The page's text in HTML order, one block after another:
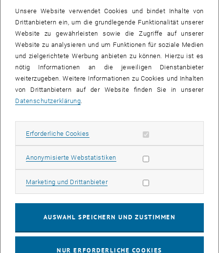
Early Bird: 8. März 2026
Bewerbungsfrist für Stipendien: 30. April 2026
Generelle Bewerbungsfrist: 15. Juni 2026
KALENDEREINTRAG
Veranstaltung Details
BOKU Wien
Peter-Jordan-Straße 82
Veranstalter
OeAD student housing, BOKU, Economy for the
Common Good
Petra Isepp
Unsere Website verwendet Cookies und bindet Inhalte von
Drittanbietern ein, um die grundlegende Funktionalität unserer
Website zu gewährleisten sowie die Zugriffe auf unserer
Website zu analysieren und um Funktionen für soziale Medien
und zielgerichtete Werbung anbieten zu können. Hierzu ist es
nötig Informationen an die jeweiligen Dienstanbieter
weiterzugeben. Weitere Informationen zu Cookies und Inhalten
von Drittanbietern auf der Website finden Sie in unserer
Datenschutzerklärung.
Erforderliche Cookies Erforderliche Cookies zulassen
Anonymisierte WebstatistikenStatistik Cookies zulassen
Marketing und DrittanbieterMarketing Cookies zulassen
AUSWAHL SPEICHERN UND ZUSTIMMEN
NUR ERFORDERLICHE COOKIES